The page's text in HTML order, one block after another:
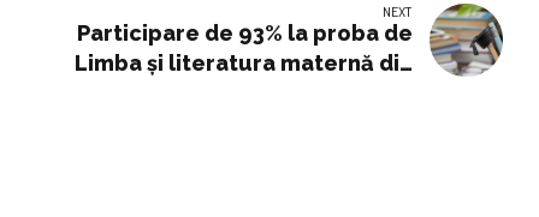
NEXT
Participare de 93% la proba de
Limba și literatura maternă din